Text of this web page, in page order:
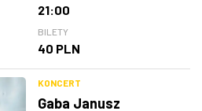
21:00
BILETY
40 PLN
KONCERT
Gaba Janusz